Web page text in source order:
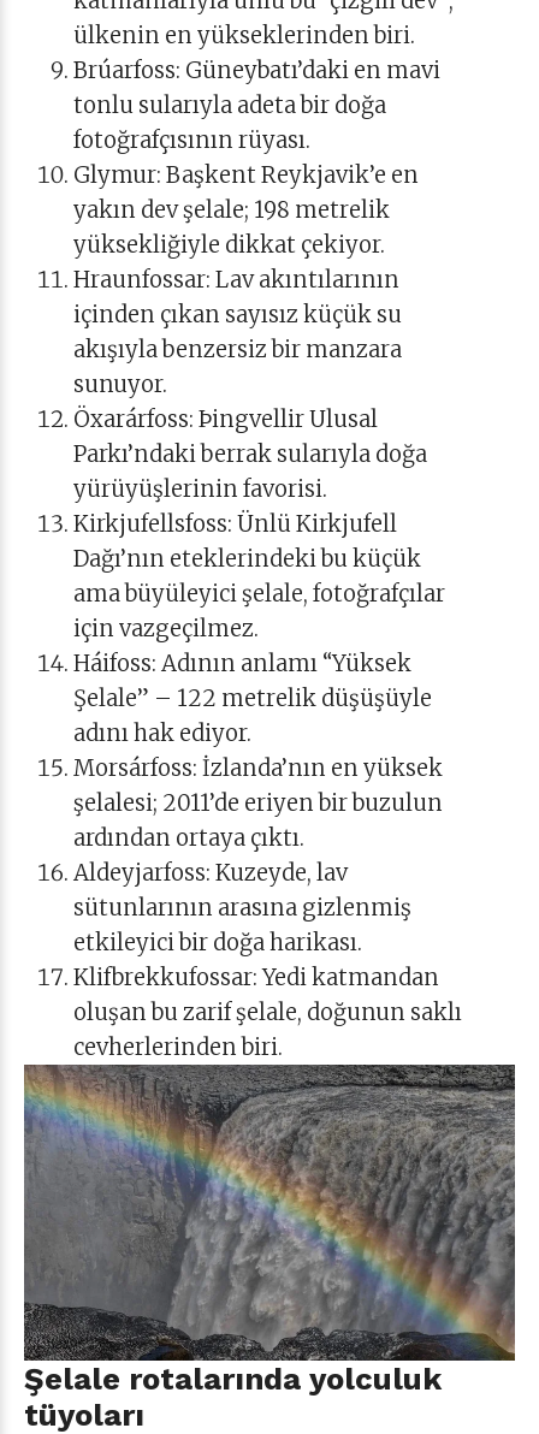
ülkenin en yükseklerinden biri.
Brúarfoss: Güneybatı’daki en mavi
tonlu sularıyla adeta bir doğa
fotoğrafçısının rüyası.
Glymur: Başkent Reykjavik’e en
yakın dev şelale; 198 metrelik
yüksekliğiyle dikkat çekiyor.
Hraunfossar: Lav akıntılarının
içinden çıkan sayısız küçük su
akışıyla benzersiz bir manzara
sunuyor.
Öxarárfoss: Þingvellir Ulusal
Parkı’ndaki berrak sularıyla doğa
yürüyüşlerinin favorisi.
Kirkjufellsfoss: Ünlü Kirkjufell
Dağı’nın eteklerindeki bu küçük
ama büyüleyici şelale, fotoğrafçılar
için vazgeçilmez.
Háifoss: Adının anlamı “Yüksek
Şelale” – 122 metrelik düşüşüyle
adını hak ediyor.
Morsárfoss: İzlanda’nın en yüksek
şelalesi; 2011’de eriyen bir buzulun
ardından ortaya çıktı.
Aldeyjarfoss: Kuzeyde, lav
sütunlarının arasına gizlenmiş
etkileyici bir doğa harikası.
Klifbrekkufossar: Yedi katmandan
oluşan bu zarif şelale, doğunun saklı
cevherlerinden biri.
Şelale rotalarında yolculuk
tüyoları